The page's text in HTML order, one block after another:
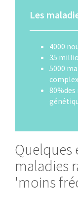
Les
4000
35
5000
Quelques
maladies
'moins